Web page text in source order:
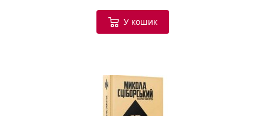
У кошик